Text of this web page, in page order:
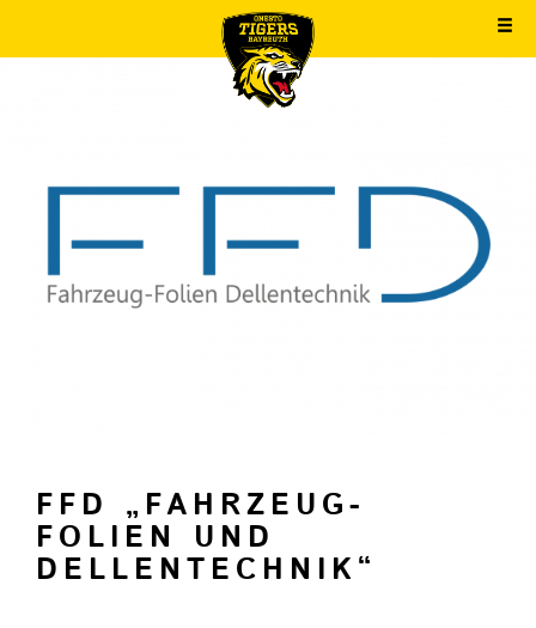
FFD „FAHRZEUG-
FOLIEN UND
DELLENTECHNIK“